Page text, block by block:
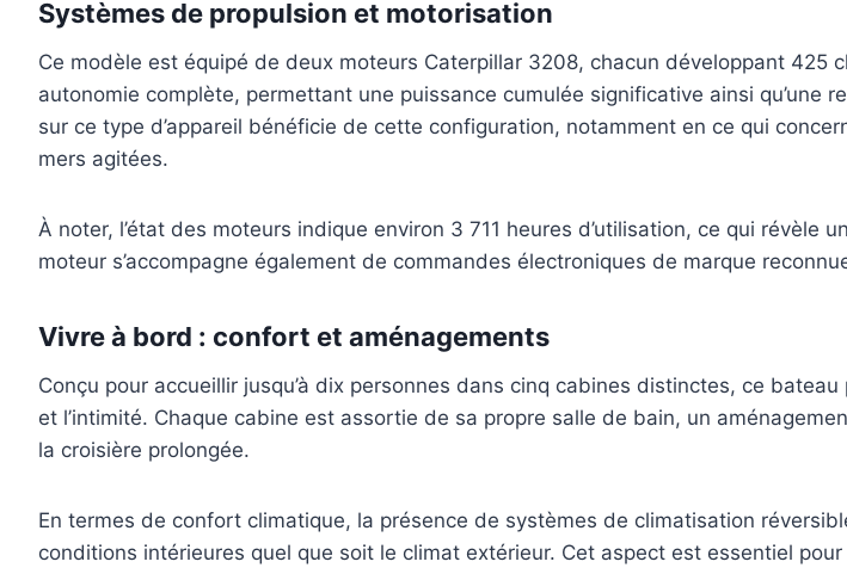
Systèmes de propulsion et motorisation
Ce modèle est équipé de deux moteurs Caterpillar 3208, chacun développant 425
autonomie complète, permettant une puissance cumulée significative ainsi qu’une
sur ce type d’appareil bénéficie de cette configuration, notamment en ce qui
mers agitées.
À noter, l’état des moteurs indique environ 3 711 heures d’utilisation, ce qui
moteur s’accompagne également de commandes électroniques de marque
Vivre à bord : confort et aménagements
Conçu pour accueillir jusqu’à dix personnes dans cinq cabines distinctes, ce
et l’intimité. Chaque cabine est assortie de sa propre salle de bain, un
la croisière prolongée.
En termes de confort climatique, la présence de systèmes de climatisation
conditions intérieures quel que soit le climat extérieur. Cet aspect est essentiel